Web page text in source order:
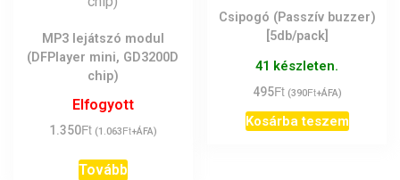
MP3 lejátszó modul
(DFPlayer mini, GD3200D
chip)
Elfogyott
1.350Ft (1.063Ft+ÁFA)
Tovább
Csipogó (Passzív buzzer)
[5db/pack]
41 készleten.
495Ft (390Ft+ÁFA)
Kosárba teszem